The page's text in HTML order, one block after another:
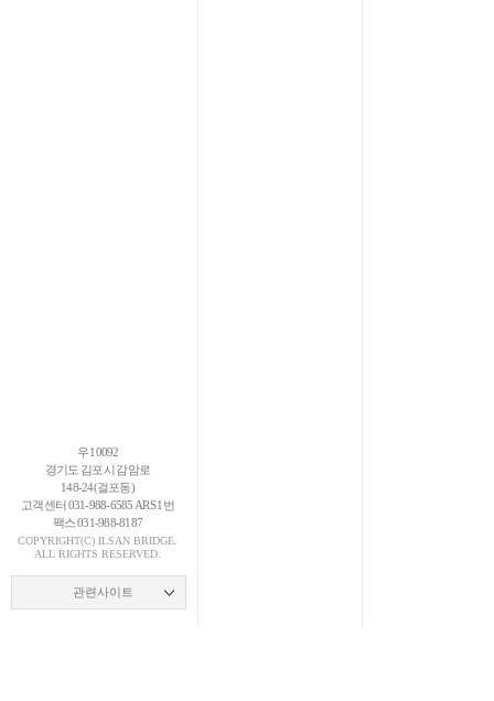
우 10092
경기도 김포시 감암로
148-24(걸포동)
고객센터 031-988-6585 ARS 1번
팩스 031-988-8187
COPYRIGHT(C) ILSAN BRIDGE.
ALL RIGHTS RESERVED.
관련사이트